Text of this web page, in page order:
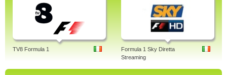
TV8 Formula 1
Formula 1 Sky Diretta
Streaming